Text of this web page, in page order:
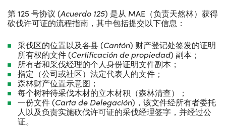
第 125 号协议 (Acuerdo 125) 是从 MAE（负责天然林）获得
砍伐许可证的流程指南，其中包括提交以下信息：
采伐区的位置以及各县 (Cantón) 财产登记处签发的证明
所有权的文件 (Certificación de propiedad) 副本；
所有者和采伐经理的个人身份证明文件副本；
指定（公司或社区）法定代表人的文件；
森林财产位置示意图；
每个树种待采伐木材的立木材积（森林清查）；
一份文件 (Carta de Delegación)，该文件经所有者委托
人以及负责实施砍伐许可证的采伐经理签字，并经过公
证。